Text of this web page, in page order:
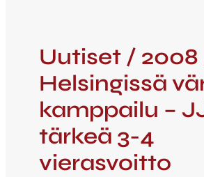
Uutiset / 2008
Helsingissä
kamppailu –
tärkeä 3-4
vierasvoitto